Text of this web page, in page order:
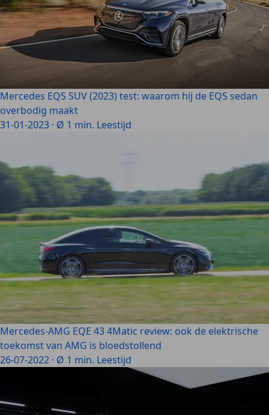
Mercedes EQS SUV (2023) test: waarom hij de EQS sedan
overbodig maakt
31-01-2023 · Ø 1 min. Leestijd
Mercedes-AMG EQE 43 4Matic review: ook de elektrische
toekomst van AMG is bloedstollend
26-07-2022 · Ø 1 min. Leestijd